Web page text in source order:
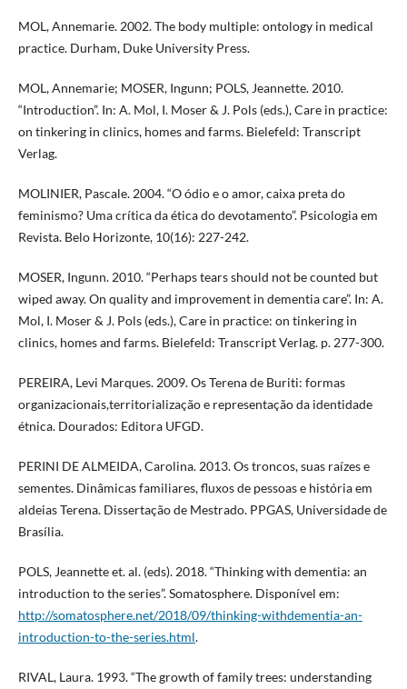
MOL, Annemarie. 2002. The body multiple: ontology in medical
practice. Durham, Duke University Press.
MOL, Annemarie; MOSER, Ingunn; POLS, Jeannette. 2010.
“Introduction”. In: A. Mol, I. Moser & J. Pols (eds.), Care in practice:
on tinkering in clinics, homes and farms. Bielefeld: Transcript
Verlag.
MOLINIER, Pascale. 2004. “O ódio e o amor, caixa preta do
feminismo? Uma crítica da ética do devotamento”. Psicologia em
Revista. Belo Horizonte, 10(16): 227-242.
MOSER, Ingunn. 2010. “Perhaps tears should not be counted but
wiped away. On quality and improvement in dementia care”. In: A.
Mol, I. Moser & J. Pols (eds.), Care in practice: on tinkering in
clinics, homes and farms. Bielefeld: Transcript Verlag. p. 277-300.
PEREIRA, Levi Marques. 2009. Os Terena de Buriti: formas
organizacionais,territorialização e representação da identidade
étnica. Dourados: Editora UFGD.
PERINI DE ALMEIDA, Carolina. 2013. Os troncos, suas raízes e
sementes. Dinâmicas familiares, fluxos de pessoas e história em
aldeias Terena. Dissertação de Mestrado. PPGAS, Universidade de
Brasília.
POLS, Jeannette et. al. (eds). 2018. “Thinking with dementia: an
introduction to the series”. Somatosphere. Disponível em:
http://somatosphere.net/2018/09/thinking-withdementia-an-
introduction-to-the-series.html.
RIVAL, Laura. 1993. “The growth of family trees: understanding